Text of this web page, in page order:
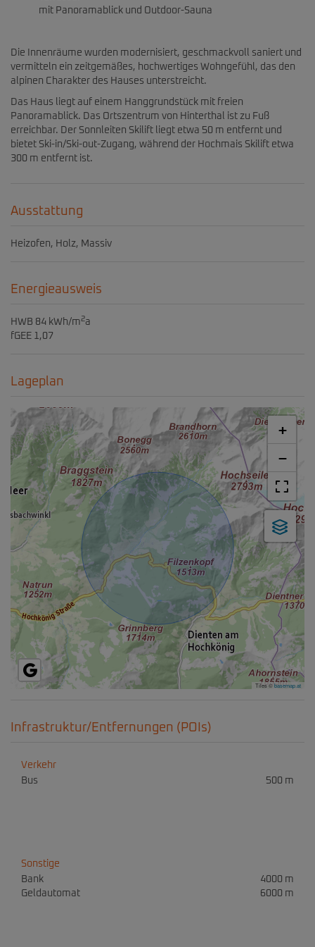
mit Panoramablick und Outdoor-Sauna
Die Innenräume wurden modernisiert, geschmackvoll saniert und
vermitteln ein zeitgemäßes, hochwertiges Wohngefühl, das den
alpinen Charakter des Hauses unterstreicht.
Das Haus liegt auf einem Hanggrundstück mit freien
Panoramablick. Das Ortszentrum von Hinterthal ist zu Fuß
erreichbar. Der Sonnleiten Skilift liegt etwa 50 m entfernt und
bietet Ski-in/Ski-out-Zugang, während der Hochmais Skilift etwa
300 m entfernt ist.
Ausstattung
Heizofen Holz Massiv
Energieausweis
HWB 84 kWh/m2a
fGEE 1,07
Lageplan
+
−
Tiles ©basemap.at
Infrastruktur/Entfernungen (POIs)
Verkehr
Bus
500 m
Sonstige
Bank
4000 m
Geldautomat
6000 m